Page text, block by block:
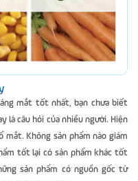
mắt tốt nhất, bạn chưa biết
là câu hỏi của nhiều người. Hiện
Không sản phẩm nào giám
tốt lại có sản phẩm khác tốt
sản phẩm có nguồn gốc từ